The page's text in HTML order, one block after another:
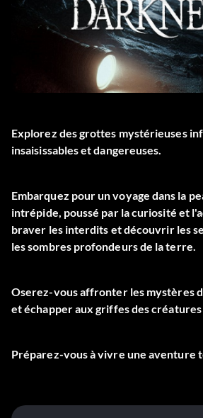
Explorez des grottes mystérieuses
insaisissables et dangereuses.
Embarquez pour un voyage dans la
intrépide, poussé par la curiosité et
braver les interdits et découvrir les
les sombres profondeurs de la terre.
Oserez-vous affronter les mystères
et échapper aux griffes des
Préparez-vous à vivre une aventure